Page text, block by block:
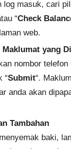
log masuk, cari
“Check
web.
Maklumat yang
nombor telefon
“Submit“.
anda akan
Tambahan
baki,